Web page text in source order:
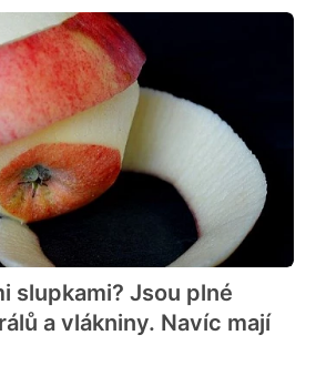
slupkami? Jsou plné
a vlákniny. Navíc mají